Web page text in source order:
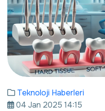
Teknoloji Haberleri
04 Jan 2025 14:15